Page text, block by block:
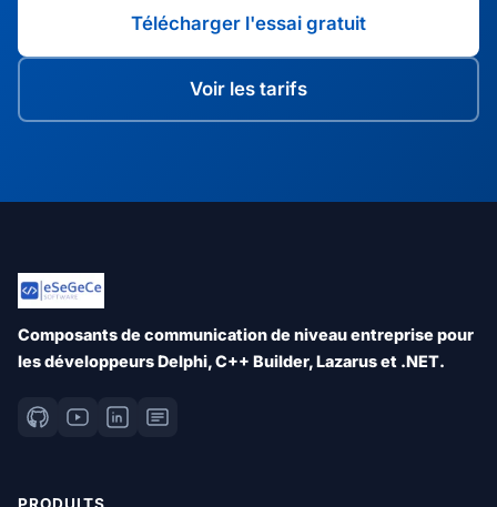
Télécharger l'essai gratuit
Voir les tarifs
Composants de communication de niveau entreprise pour
les développeurs Delphi, C++ Builder, Lazarus et .NET.